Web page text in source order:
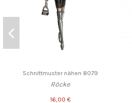
Schnittmuster nähen 8079
Röcke
16,00 €